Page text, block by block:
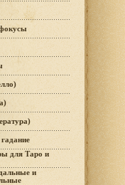
для Таро и
и